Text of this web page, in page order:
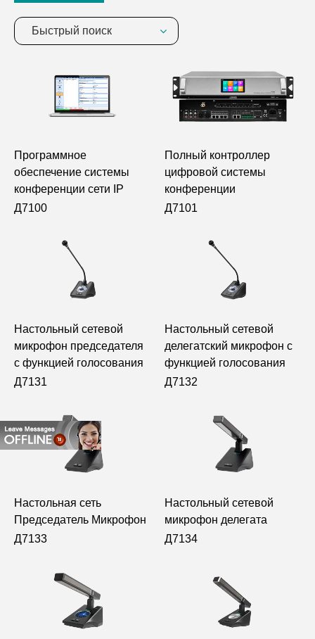
Быстрый поиск
Программное
обеспечение системы
конференции сети IP
Д7100
Полный контроллер
цифровой системы
конференции
Д7101
Настольный сетевой
микрофон председателя
с функцией голосования
Д7131
Настольный сетевой
делегатский микрофон с
функцией голосования
Д7132
Настольная сеть
Председатель Микрофон
Д7133
Настольный сетевой
микрофон делегата
Д7134